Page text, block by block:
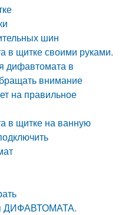
шин
в щитке своими руками.
дифавтомата в
внимание
на правильное
в щитке на ванную
ДИФАВТОМАТА.